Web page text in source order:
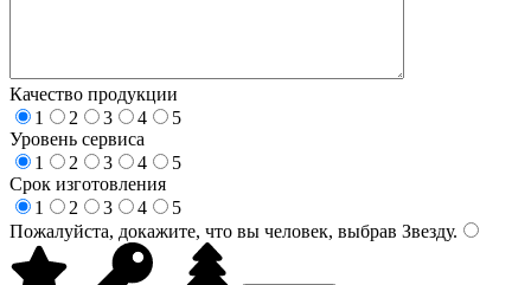
Качество продукции
1
2 3 4
5
Уровень сервиса
1
2 3 4
5
Срок изготовления
1
2 3 4
5
Пожалуйста, докажите, что вы человек, выбрав Звезду.